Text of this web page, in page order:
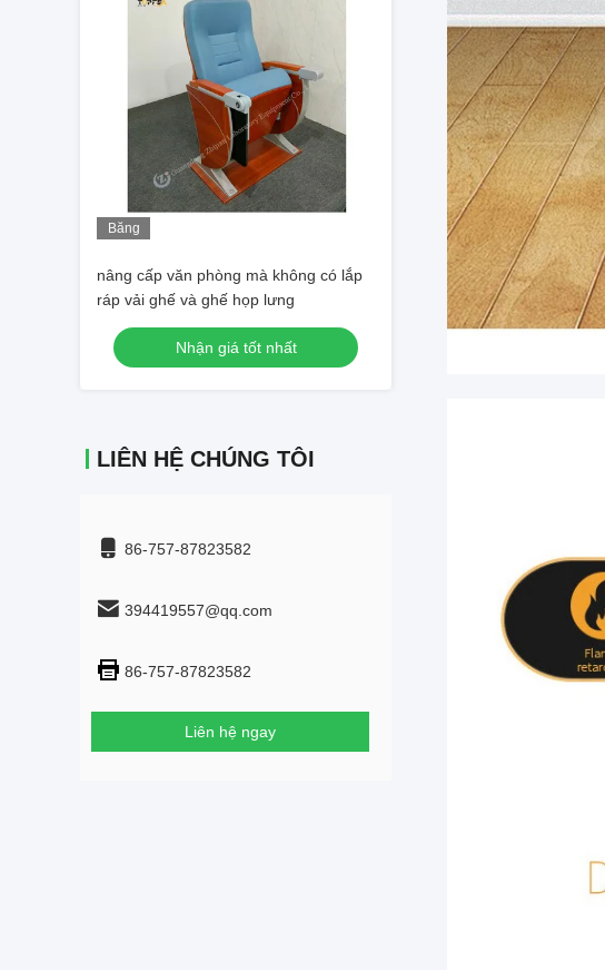
Băng
nâng cấp văn phòng mà không có lắp
ráp vải ghế và ghế họp lưng
Nhận giá tốt nhất
LIÊN HỆ CHÚNG TÔI
86-757-87823582
394419557@qq.com
86-757-87823582
Liên hệ ngay